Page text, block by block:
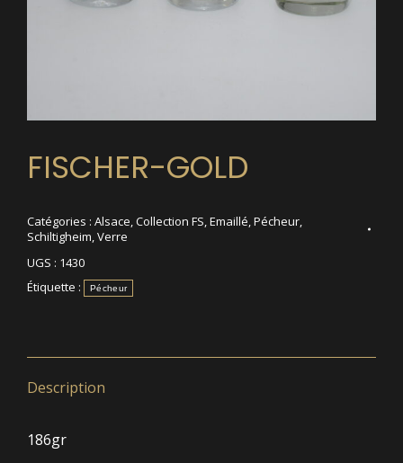
FISCHER-GOLD
Catégories : Alsace,Collection FS,Emaillé,Pécheur,
Schiltigheim,Verre
UGS : 1430
Étiquette :
Pécheur
Description
186gr